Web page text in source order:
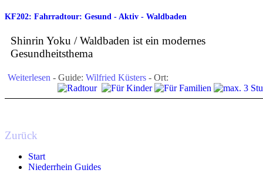
KF202: Fahrradtour: Gesund - Aktiv - Waldbaden
Shinrin Yoku / Waldbaden ist ein modernes
Gesundheitsthema
Weiterlesen - Guide: Wilfried Küsters - Ort:
Zurück
Start
Niederrhein Guides